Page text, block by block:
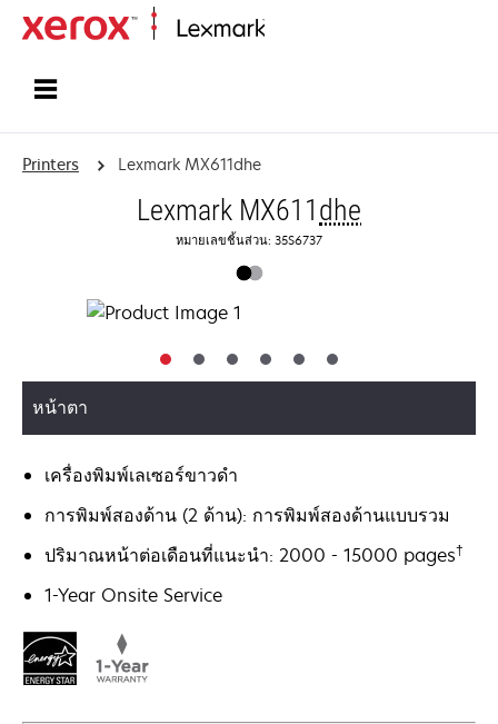
Printers Lexmark MX611dhe
Lexmark MX611 dhe
หมายเลขชิ้นส่วน: 35S6737
หน้าตา
เครื่องพิมพ์เลเซอร์ขาวดำ
การพิมพ์สองด้าน (2 ด้าน): การพิมพ์สองด้านแบบรวม
ปริมาณหน้าต่อเดือนที่แนะนำ: 2000 - 15000 pages†
1-Year Onsite Service